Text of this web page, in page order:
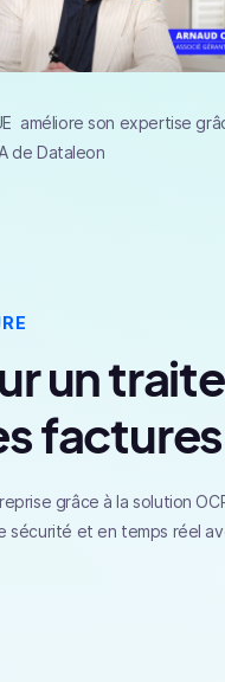
améliore son expertise
de Dataleon
un
factures
grâce à la solution
sécurité et en temps réel